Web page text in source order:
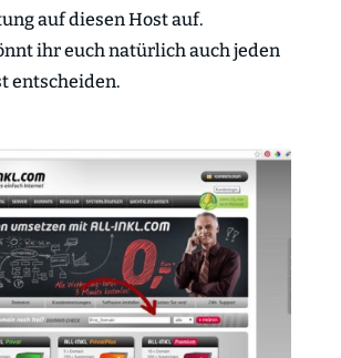
auf diesen Host auf.
ihr euch natürlich auch jeden
entscheiden.